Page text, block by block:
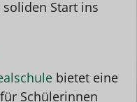
Start ins
bietet eine
Schülerinnen